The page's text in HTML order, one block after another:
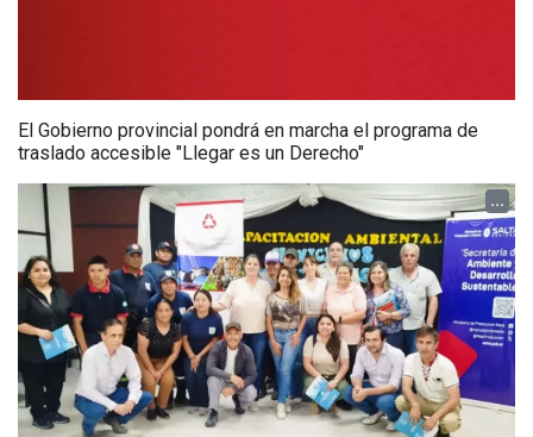
El Gobierno provincial pondrá en marcha el programa de
traslado accesible "Llegar es un Derecho"
...